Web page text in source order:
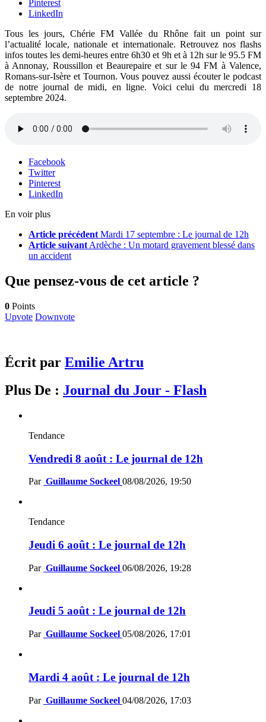
Pinterest
LinkedIn
Tous les jours, Chérie FM Vallée du Rhône fait un point sur
l’actualité locale, nationale et internationale. Retrouvez nos flashs
infos toutes les demi-heures entre 6h30 et 9h et à 12h sur le 95.5 FM
à Annonay, Roussillon et Beaurepaire et sur le 94 FM à Valence,
Romans-sur-Isère et Tournon. Vous pouvez aussi écouter le podcast
de notre journal de midi, en ligne. Voici celui du mercredi 18
septembre 2024.
Facebook
Twitter
Pinterest
LinkedIn
En voir plus
Article précédent Mardi 17 septembre : Le journal de 12h
Article suivant Ardèche : Un motard gravement blessé dans
un accident
Que pensez-vous de cet article ?
0 Points
Upvote Downvote
Écrit par Emilie Artru
Plus De : Journal du Jour - Flash
Tendance
Vendredi 8 août : Le journal de 12h
Par Guillaume Sockeel 08/08/2026, 19:50
Tendance
Jeudi 6 août : Le journal de 12h
Par Guillaume Sockeel 06/08/2026, 19:28
Jeudi 5 août : Le journal de 12h
Par Guillaume Sockeel 05/08/2026, 17:01
Mardi 4 août : Le journal de 12h
Par Guillaume Sockeel 04/08/2026, 17:03